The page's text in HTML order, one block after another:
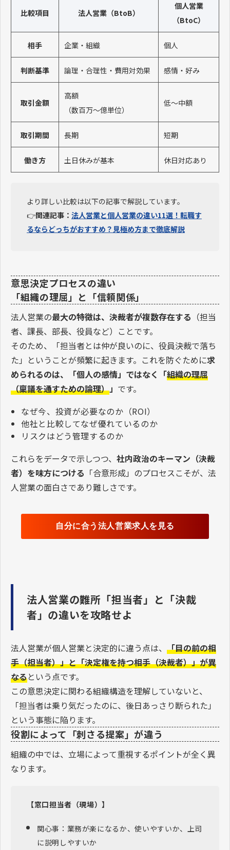
比較項目 法人営業（BtoB）
個人営業
（BtoC）
相手 企業・組織 個人
判断基準 論理・合理性・費用対効果 感情・好み
取引金額
高額
（数百万〜億単位）
低〜中額
取引期間 長期 短期
働き方 土日休みが基本 休日対応あり
より詳しい比較は以下の記事で解説しています。
👉関連記事： 法人営業と個人営業の違い11選！転職す
るならどっちがおすすめ？見極め方まで徹底解説
意思決定プロセスの違い
「組織の理屈」と「信頼関係」
法人営業の最大の特徴は、決裁者が複数存在する （担当
者、課長、部長、役員など）ことです。
そのため、「担当者とは仲が良いのに、役員決裁で落ち
た」ということが頻繁に起きます。これを防ぐために求
められるのは、「個人の感情」ではなく「組織の理屈
（稟議を通すための論理）」 です。
なぜ今、投資が必要なのか（ROI）
他社と比較してなぜ優れているのか
リスクはどう管理するのか
これらをデータで示しつつ、 社内政治のキーマン（決裁
者）を味方につける 「合意形成」のプロセスこそが、法
人営業の面白さであり難しさです。
自分に合う法人営業求人を見る
法人営業の難所「担当者」と「決裁
者」の違いを攻略せよ
法人営業が個人営業と決定的に違う点は、 「目の前の相
手（担当者）」と「決定権を持つ相手（決裁者）」が異
なるという点です。
この意思決定に関わる組織構造を理解していないと、
「担当者は乗り気だったのに、後日あっさり断られた」
という事態に陥ります。
役割によって「刺さる提案」が違う
組織の中では、立場によって重視するポイントが全く異
なります。
【窓口担当者（現場）】
関心事：業務が楽になるか、使いやすいか、上司
に説明しやすいか